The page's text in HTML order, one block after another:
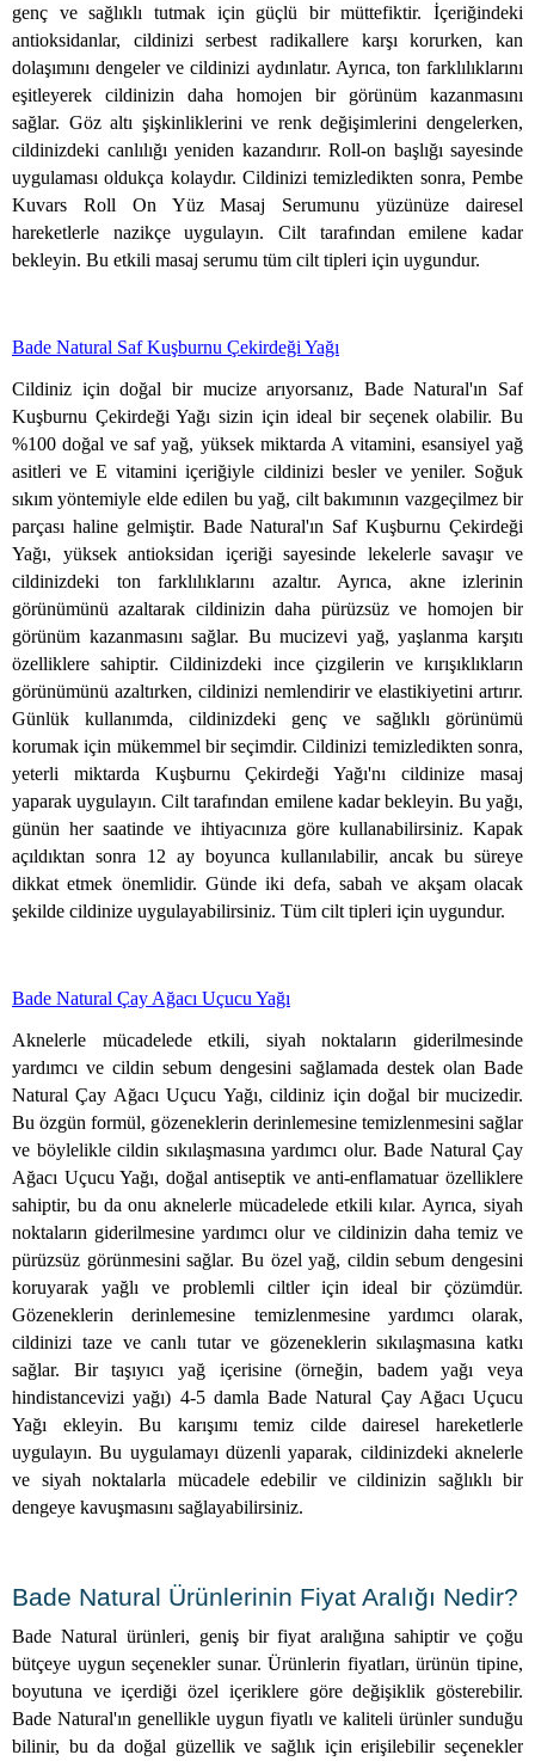
genç ve sağlıklı tutmak için güçlü bir müttefiktir. İçeriğindeki
antioksidanlar, cildinizi serbest radikallere karşı korurken, kan
dolaşımını dengeler ve cildinizi aydınlatır. Ayrıca, ton farklılıklarını
eşitleyerek cildinizin daha homojen bir görünüm kazanmasını
sağlar. Göz altı şişkinliklerini ve renk değişimlerini dengelerken,
cildinizdeki canlılığı yeniden kazandırır. Roll-on başlığı sayesinde
uygulaması oldukça kolaydır. Cildinizi temizledikten sonra, Pembe
Kuvars Roll On Yüz Masaj Serumunu yüzünüze dairesel
hareketlerle nazikçe uygulayın. Cilt tarafından emilene kadar
bekleyin. Bu etkili masaj serumu tüm cilt tipleri için uygundur.
Bade Natural Saf Kuşburnu Çekirdeği Yağı
Cildiniz için doğal bir mucize arıyorsanız, Bade Natural'ın Saf
Kuşburnu Çekirdeği Yağı sizin için ideal bir seçenek olabilir. Bu
%100 doğal ve saf yağ, yüksek miktarda A vitamini, esansiyel yağ
asitleri ve E vitamini içeriğiyle cildinizi besler ve yeniler. Soğuk
sıkım yöntemiyle elde edilen bu yağ, cilt bakımının vazgeçilmez bir
parçası haline gelmiştir. Bade Natural'ın Saf Kuşburnu Çekirdeği
Yağı, yüksek antioksidan içeriği sayesinde lekelerle savaşır ve
cildinizdeki ton farklılıklarını azaltır. Ayrıca, akne izlerinin
görünümünü azaltarak cildinizin daha pürüzsüz ve homojen bir
görünüm kazanmasını sağlar. Bu mucizevi yağ, yaşlanma karşıtı
özelliklere sahiptir. Cildinizdeki ince çizgilerin ve kırışıklıkların
görünümünü azaltırken, cildinizi nemlendirir ve elastikiyetini artırır.
Günlük kullanımda, cildinizdeki genç ve sağlıklı görünümü
korumak için mükemmel bir seçimdir. Cildinizi temizledikten sonra,
yeterli miktarda Kuşburnu Çekirdeği Yağı'nı cildinize masaj
yaparak uygulayın. Cilt tarafından emilene kadar bekleyin. Bu yağı,
günün her saatinde ve ihtiyacınıza göre kullanabilirsiniz. Kapak
açıldıktan sonra 12 ay boyunca kullanılabilir, ancak bu süreye
dikkat etmek önemlidir. Günde iki defa, sabah ve akşam olacak
şekilde cildinize uygulayabilirsiniz. Tüm cilt tipleri için uygundur.
Bade Natural Çay Ağacı Uçucu Yağı
Aknelerle mücadelede etkili, siyah noktaların giderilmesinde
yardımcı ve cildin sebum dengesini sağlamada destek olan Bade
Natural Çay Ağacı Uçucu Yağı, cildiniz için doğal bir mucizedir.
Bu özgün formül, gözeneklerin derinlemesine temizlenmesini sağlar
ve böylelikle cildin sıkılaşmasına yardımcı olur. Bade Natural Çay
Ağacı Uçucu Yağı, doğal antiseptik ve anti-enflamatuar özelliklere
sahiptir, bu da onu aknelerle mücadelede etkili kılar. Ayrıca, siyah
noktaların giderilmesine yardımcı olur ve cildinizin daha temiz ve
pürüzsüz görünmesini sağlar. Bu özel yağ, cildin sebum dengesini
koruyarak yağlı ve problemli ciltler için ideal bir çözümdür.
Gözeneklerin derinlemesine temizlenmesine yardımcı olarak,
cildinizi taze ve canlı tutar ve gözeneklerin sıkılaşmasına katkı
sağlar. Bir taşıyıcı yağ içerisine (örneğin, badem yağı veya
hindistancevizi yağı) 4-5 damla Bade Natural Çay Ağacı Uçucu
Yağı ekleyin. Bu karışımı temiz cilde dairesel hareketlerle
uygulayın. Bu uygulamayı düzenli yaparak, cildinizdeki aknelerle
ve siyah noktalarla mücadele edebilir ve cildinizin sağlıklı bir
dengeye kavuşmasını sağlayabilirsiniz.
Bade Natural Ürünlerinin Fiyat Aralığı Nedir?
Bade Natural ürünleri, geniş bir fiyat aralığına sahiptir ve çoğu
bütçeye uygun seçenekler sunar. Ürünlerin fiyatları, ürünün tipine,
boyutuna ve içerdiği özel içeriklere göre değişiklik gösterebilir.
Bade Natural'ın genellikle uygun fiyatlı ve kaliteli ürünler sunduğu
bilinir, bu da doğal güzellik ve sağlık için erişilebilir seçenekler